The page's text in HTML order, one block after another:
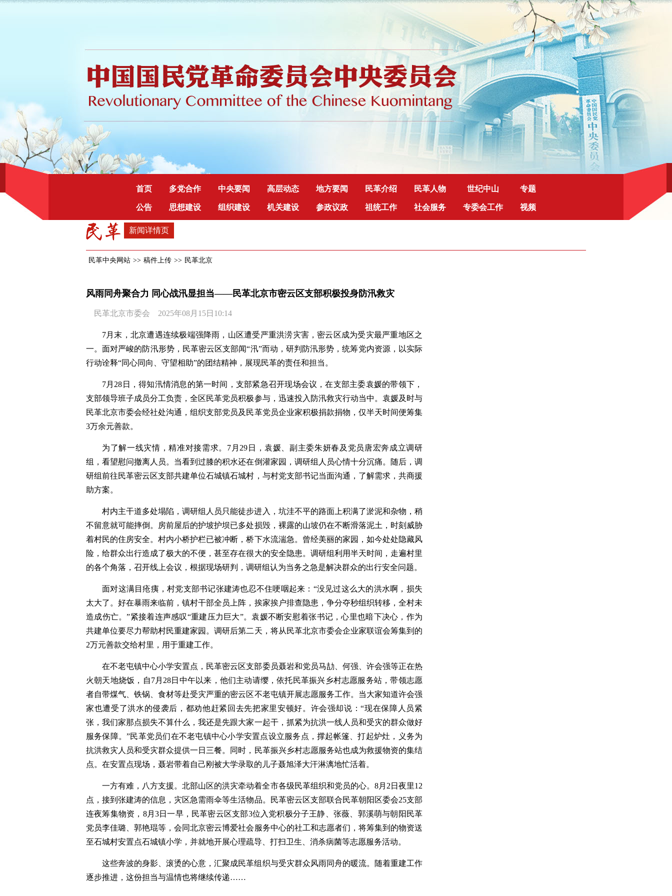
首页 多党合作 中央要闻 高层动态 地方要闻 民革介绍 民革人物 世纪中山 专题
公告 思想建设 组织建设 机关建设 参政议政 祖统工作 社会服务 专委会工作 视频
新闻详情页
民革中央网站 >> 稿件上传 >> 民革北京
风雨同舟聚合力 同心战汛显担当——民革北京市密云区支部积极投身防汛救灾
民革北京市委会 2025年08月15日10:14
7月末，北京遭遇连续极端强降雨，山区遭受严重洪涝灾害，密云区成为受灾最严重地区之
一。面对严峻的防汛形势，民革密云区支部闻“汛”而动，研判防汛形势，统筹党内资源，以实际
行动诠释“同心同向、守望相助”的团结精神，展现民革的责任和担当。
7月28日，得知汛情消息的第一时间，支部紧急召开现场会议，在支部主委袁媛的带领下，
支部领导班子成员分工负责，全区民革党员积极参与，迅速投入防汛救灾行动当中。袁媛及时与
民革北京市委会经社处沟通，组织支部党员及民革党员企业家积极捐款捐物，仅半天时间便筹集
3万余元善款。
为了解一线灾情，精准对接需求。7月29日，袁媛、副主委朱妍春及党员唐宏奔成立调研
组，看望慰问撤离人员。当看到过膝的积水还在倒灌家园，调研组人员心情十分沉痛。随后，调
研组前往民革密云区支部共建单位石城镇石城村，与村党支部书记当面沟通，了解需求，共商援
助方案。
村内主干道多处塌陷，调研组人员只能徒步进入，坑洼不平的路面上积满了淤泥和杂物，稍
不留意就可能摔倒。房前屋后的护坡护坝已多处损毁，裸露的山坡仍在不断滑落泥土，时刻威胁
着村民的住房安全。村内小桥护栏已被冲断，桥下水流湍急。曾经美丽的家园，如今处处隐藏风
险，给群众出行造成了极大的不便，甚至存在很大的安全隐患。调研组利用半天时间，走遍村里
的各个角落，召开线上会议，根据现场研判，调研组认为当务之急是解决群众的出行安全问题。
面对这满目疮痍，村党支部书记张建涛也忍不住哽咽起来：“没见过这么大的洪水啊，损失
太大了。好在暴雨来临前，镇村干部全员上阵，挨家挨户排查隐患，争分夺秒组织转移，全村未
造成伤亡。”紧接着连声感叹“重建压力巨大”。袁媛不断安慰着张书记，心里也暗下决心，作为
共建单位要尽力帮助村民重建家园。调研后第二天，将从民革北京市委会企业家联谊会筹集到的
2万元善款交给村里，用于重建工作。
在不老屯镇中心小学安置点，民革密云区支部委员聂岩和党员马劼、何强、许会强等正在热
火朝天地烧饭，自7月28日中午以来，他们主动请缨，依托民革振兴乡村志愿服务站，带领志愿
者自带煤气、铁锅、食材等赴受灾严重的密云区不老屯镇开展志愿服务工作。当大家知道许会强
家也遭受了洪水的侵袭后，都劝他赶紧回去先把家里安顿好。许会强却说：“现在保障人员紧
张，我们家那点损失不算什么，我还是先跟大家一起干，抓紧为抗洪一线人员和受灾的群众做好
服务保障。”民革党员们在不老屯镇中心小学安置点设立服务点，撑起帐篷、打起炉灶，义务为
抗洪救灾人员和受灾群众提供一日三餐。同时，民革振兴乡村志愿服务站也成为救援物资的集结
点。在安置点现场，聂岩带着自己刚被大学录取的儿子聂旭泽大汗淋漓地忙活着。
一方有难，八方支援。北部山区的洪灾牵动着全市各级民革组织和党员的心。8月2日夜里12
点，接到张建涛的信息，灾区急需雨伞等生活物品。民革密云区支部联合民革朝阳区委会25支部
连夜筹集物资，8月3日一早，民革密云区支部3位入党积极分子王静、张薇、郭溪萌与朝阳民革
党员李佳璐、郭艳琨等，会同北京密云博爱社会服务中心的社工和志愿者们，将筹集到的物资送
至石城村安置点石城镇小学，并就地开展心理疏导、打扫卫生、消杀病菌等志愿服务活动。
这些奔波的身影、滚烫的心意，汇聚成民革组织与受灾群众风雨同舟的暖流。随着重建工作
逐步推进，这份担当与温情也将继续传递……